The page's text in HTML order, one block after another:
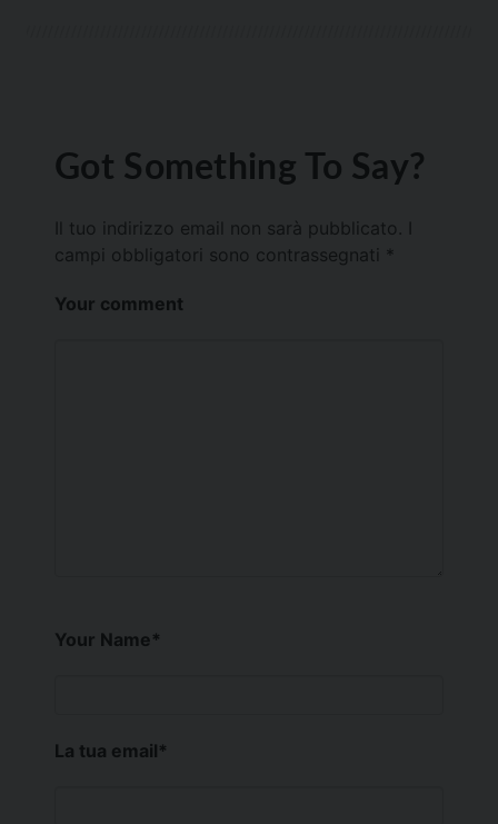
Got Something To Say?
Il tuo indirizzo email non sarà pubblicato.
campi obbligatori sono contrassegnati *
Your comment
Your Name*
La tua email*